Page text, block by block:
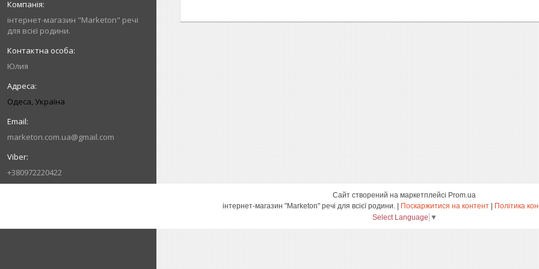
інтернет-магазин "Marketon" речі
для всієї родини.
Юлия
Одеса, Україна
marketon.com.ua@gmail.com
+380972220422
Сайт створений на маркетплейсі Prom.ua
Поскаржитися на контент
Політика
Select Language ▼